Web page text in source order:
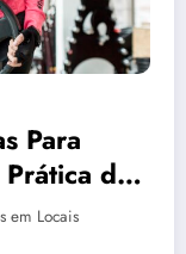
Para
de
em Locais